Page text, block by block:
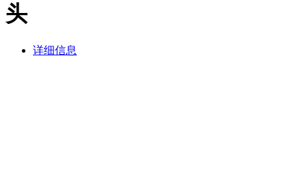
头
详细信息